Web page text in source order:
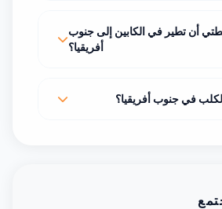
أن تطير في الكابين إلى جنوب
أفريقيا؟
في جنوب أفريقيا؟